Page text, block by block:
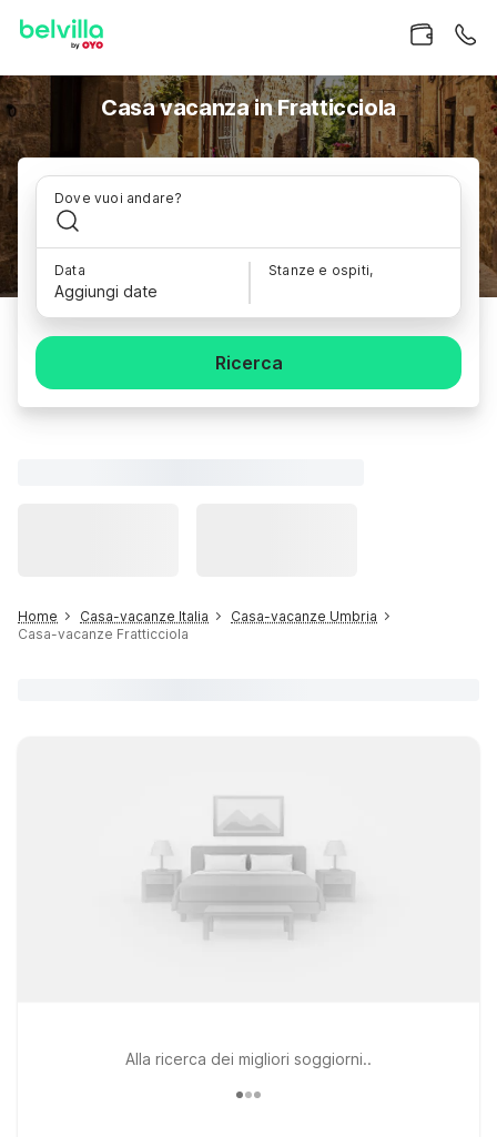
Casa vacanza in Fratticciola
Dove vuoi andare?
Data
Aggiungi date
Stanze e ospiti,
Ricerca
Home Casa-vacanze Italia
Casa-vacanze Umbria
Casa-vacanze Fratticciola
Alla ricerca dei migliori soggiorni..